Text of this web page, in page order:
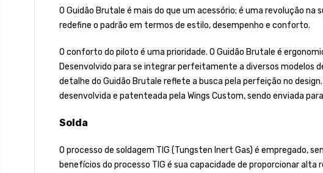
O Guidão Brutale é mais do que um acessório; é uma revolução
redefine o padrão em termos de estilo, desempenho e conforto.
O conforto do piloto é uma prioridade. O Guidão Brutale é
Desenvolvido para se integrar perfeitamente a diversos modelos
detalhe do Guidão Brutale reflete a busca pela perfeição no
desenvolvida e patenteada pela Wings Custom, sendo enviada
Solda
O processo de soldagem TIG (Tungsten Inert Gas) é empregado,
benefícios do processo TIG é sua capacidade de proporcionar